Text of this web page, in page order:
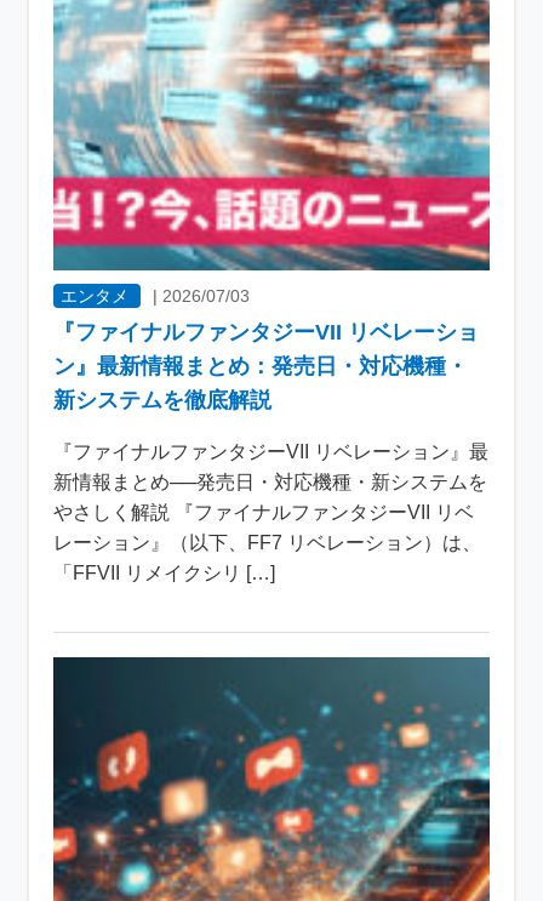
エンタメ | 2026/07/03
『ファイナルファンタジーVII リベレーショ
ン』最新情報まとめ：発売日・対応機種・
新システムを徹底解説
『ファイナルファンタジーVII リベレーション』最
新情報まとめ──発売日・対応機種・新システムを
やさしく解説 『ファイナルファンタジーVII リベ
レーション』（以下、FF7 リベレーション）は、
「FFVII リメイクシリ […]